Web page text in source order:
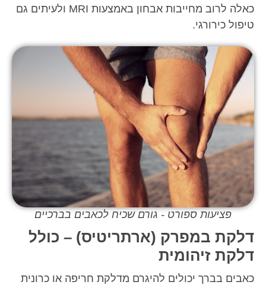
כאלה לרוב מחייבות אבחון באמצעות MRI ולעיתים גם
טיפול כירורגי.
פציעות ספורט - גורם שכיח לכאבים בברכיים
דלקת במפרק (ארתריטיס) – כולל
דלקת זיהומית
כאבים בברך יכולים להיגרם מדלקת חריפה או כרונית